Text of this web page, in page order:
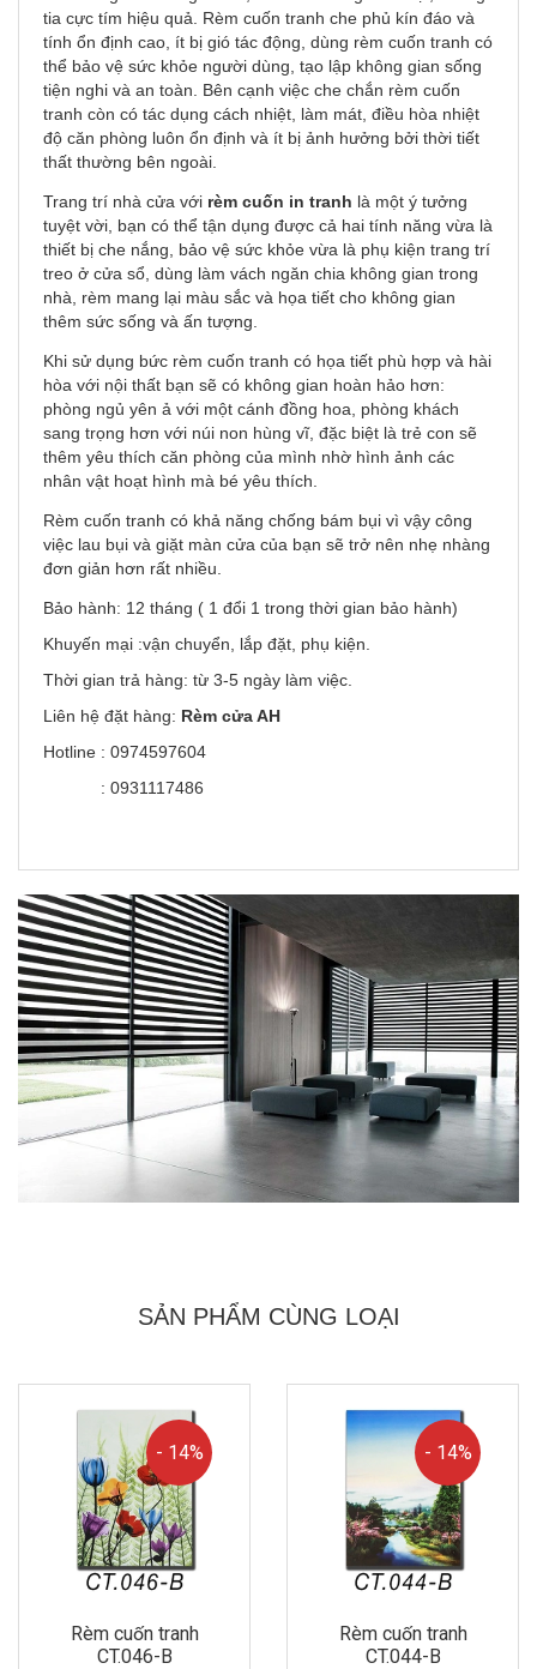
tia cực tím hiệu quả. Rèm cuốn tranh che phủ kín đáo và
tính ổn định cao, ít bị gió tác động, dùng rèm cuốn tranh có
thể bảo vệ sức khỏe người dùng, tạo lập không gian sống
tiện nghi và an toàn. Bên cạnh việc che chắn rèm cuốn
tranh còn có tác dụng cách nhiệt, làm mát, điều hòa nhiệt
độ căn phòng luôn ổn định và ít bị ảnh hưởng bởi thời tiết
thất thường bên ngoài.
Trang trí nhà cửa với rèm cuốn in tranh là một ý tưởng
tuyệt vời, bạn có thể tận dụng được cả hai tính năng vừa là
thiết bị che nắng, bảo vệ sức khỏe vừa là phụ kiện trang trí
treo ở cửa sổ, dùng làm vách ngăn chia không gian trong
nhà, rèm mang lại màu sắc và họa tiết cho không gian
thêm sức sống và ấn tượng.
Khi sử dụng bức rèm cuốn tranh có họa tiết phù hợp và hài
hòa với nội thất bạn sẽ có không gian hoàn hảo hơn:
phòng ngủ yên ả với một cánh đồng hoa, phòng khách
sang trọng hơn với núi non hùng vĩ, đặc biệt là trẻ con sẽ
thêm yêu thích căn phòng của mình nhờ hình ảnh các
nhân vật hoạt hình mà bé yêu thích.
Rèm cuốn tranh có khả năng chống bám bụi vì vậy công
việc lau bụi và giặt màn cửa của bạn sẽ trở nên nhẹ nhàng
đơn giản hơn rất nhiều.
Bảo hành: 12 tháng ( 1 đổi 1 trong thời gian bảo hành)
Khuyến mại :vận chuyển, lắp đặt, phụ kiện.
Thời gian trả hàng: từ 3-5 ngày làm việc.
Liên hệ đặt hàng: Rèm cửa AH
Hotline : 0974597604
: 0931117486
SẢN PHẨM CÙNG LOẠI
- 14%
Rèm cuốn tranh
CT.046-B
- 14%
Rèm cuốn tranh
CT.044-B